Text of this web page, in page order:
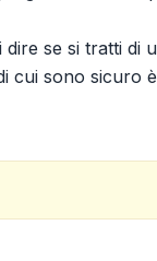
se si tratti di
cui sono sicuro